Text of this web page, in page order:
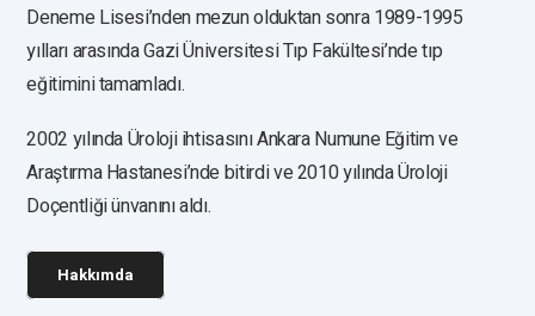
Deneme Lisesi’nden mezun olduktan sonra 1989-1995
yılları arasında Gazi Üniversitesi Tıp Fakültesi’nde tıp
eğitimini tamamladı.
2002 yılında Üroloji ihtisasını Ankara Numune Eğitim ve
Araştırma Hastanesi’nde bitirdi ve 2010 yılında Üroloji
Doçentliği ünvanını aldı.
Hakkımda